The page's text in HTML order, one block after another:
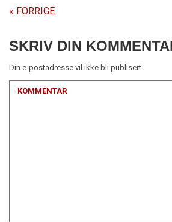
« FORRIGE
SKRIV DIN
Din e-postadresse vil ikke bli publisert.
KOMMENTAR